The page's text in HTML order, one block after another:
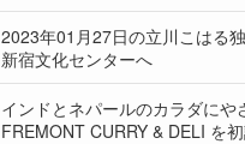
2023年01月27日の立川こはる
新宿文化センターへ
インドとネパールのカラダにや
FREMONT CURRY & DELI を